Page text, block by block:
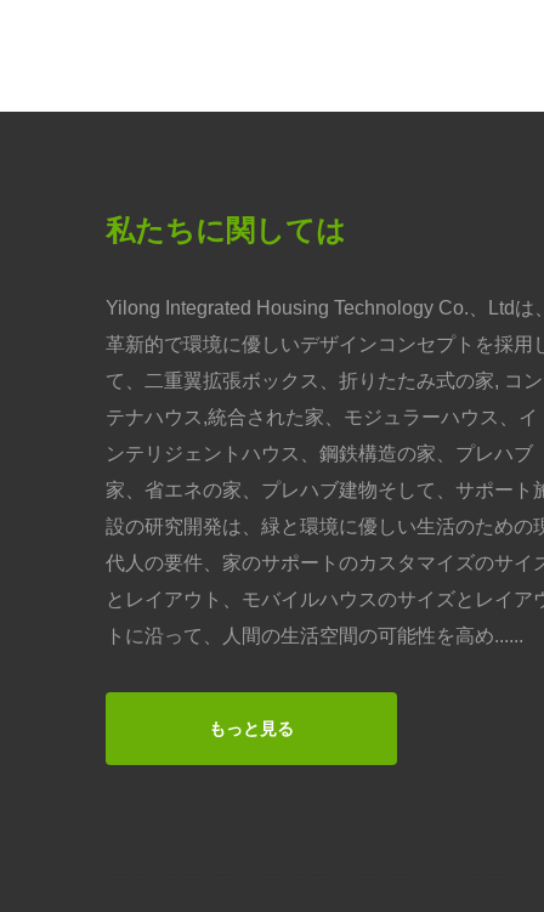
私たちに関しては
Yilong Integrated Housing Technology Co.、Ltdは
革新的で環境に優しいデザインコンセプトを採用
て、二重翼拡張ボックス、折りたたみ式の家, コン
テナハウス,統合された家、モジュラーハウス、イ
ンテリジェントハウス、鋼鉄構造の家、プレハブ
家、省エネの家、プレハブ建物そして、サポート
設の研究開発は、緑と環境に優しい生活のための
代人の要件、家のサポートのカスタマイズのサイ
とレイアウト、モバイルハウスのサイズとレイア
トに沿って、人間の生活空間の可能性を高め......
もっと見る